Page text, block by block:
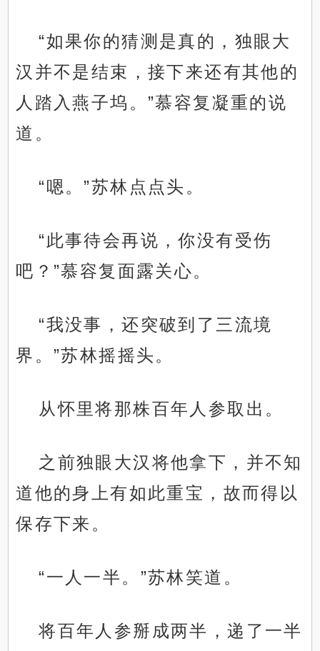
“如果你的猜测是真的，独眼大
汉并不是结束，接下来还有其他的
人踏入燕子坞。”慕容复凝重的说
道。
“嗯。”苏林点点头。
“此事待会再说，你没有受伤
吧？”慕容复面露关心。
“我没事，还突破到了三流境
界。”苏林摇摇头。
从怀里将那株百年人参取出。
之前独眼大汉将他拿下，并不知
道他的身上有如此重宝，故而得以
保存下来。
“一人一半。”苏林笑道。
将百年人参掰成两半，递了一半